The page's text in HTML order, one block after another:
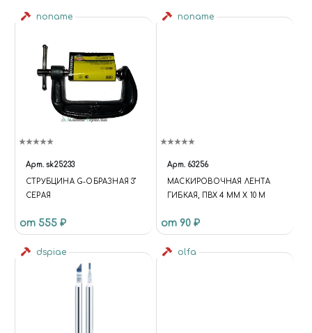
noname
Арт. sk25233
СТРУБЦИНА G-ОБРАЗНАЯ 3"
СЕРАЯ
от 555 ₽
noname
Арт. 63256
МАСКИРОВОЧНАЯ ЛЕНТА
ГИБКАЯ, ПВХ 4 ММ Х 10 М
от 90 ₽
dspiae olfa